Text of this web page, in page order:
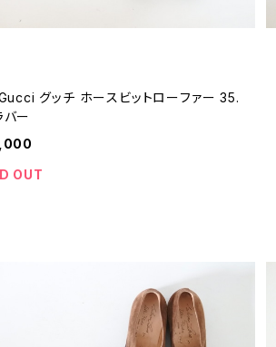
グッチ ホースビットローファー 35.
ー
OUT